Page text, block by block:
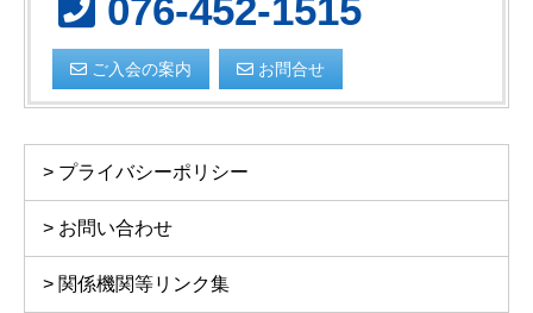
076-452-1515
ご入会の案内 お問合せ
プライバシーポリシー
お問い合わせ
関係機関等リンク集